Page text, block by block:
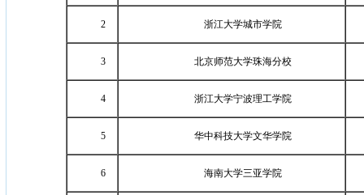
2 浙江大学城市学院
3 北京师范大学珠海分校
4 浙江大学宁波理工学院
5 华中科技大学文华学院
6 海南大学三亚学院